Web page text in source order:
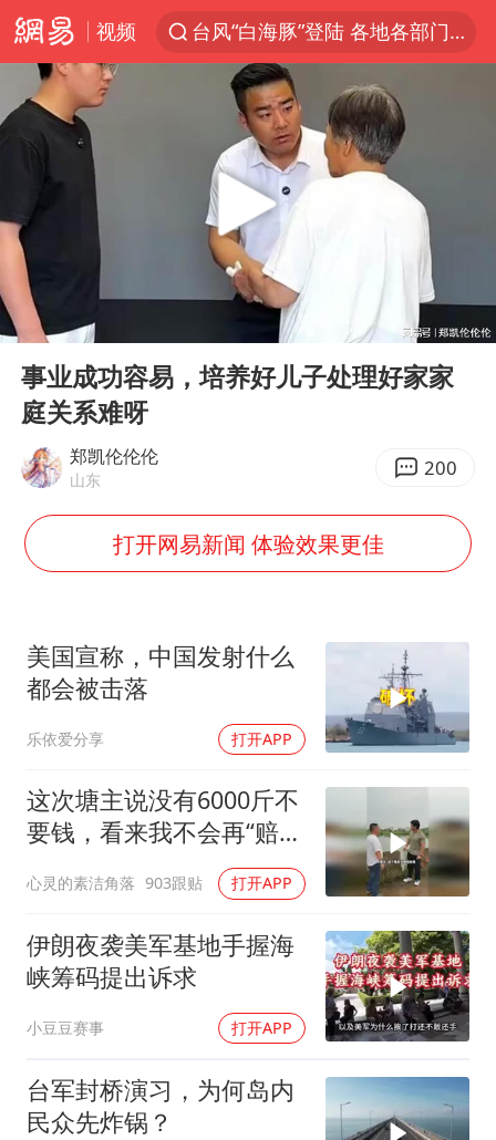
视频
台风“白海豚”登陆 各地各部门全力应对
人形机器人第一股
多地银行上调存款利率
上海地铁4条线路全线停运
白海豚路径图
宇树申购 中一签有望赚20万元
4.2平卫生间补漏注胶花1.55万
武汉3名城管协管员殴打摊主被刑拘
律师谈贾冰私人饭局被偷拍
NBA传奇教练老尼尔森去世
手机真会“偷听”我们说话吗
从科技创新看开局起步的时与势
Play
09:39
事业成功容易，培养好儿子处理好家家
庭关系难呀
郑凯伦伦伦
山东 200
打开网易新闻 体验效果更佳
美国宣称，中国发射什么
都会被击落
乐依爱分享 打开APP
这次塘主说没有6000斤不
要钱，看来我不会再“赔
心灵的素洁角落 903跟贴 打开APP
伊朗夜袭美军基地手握海
峡筹码提出诉求
小豆豆赛事 打开APP
台军封桥演习，为何岛内
民众先炸锅？